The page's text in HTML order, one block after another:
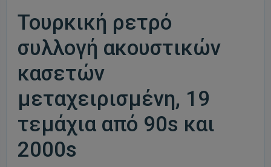
Τουρκική ρετρό
συλλογή ακουστικών
κασετών
μεταχειρισμένη, 19
τεμάχια από 90s και
2000s